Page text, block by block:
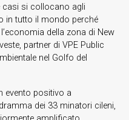
casi si collocano agli
in tutto il mondo perché
della zona di New
partner di VPE Public
nel Golfo del
evento positivo a
dei 33 minatori cileni,